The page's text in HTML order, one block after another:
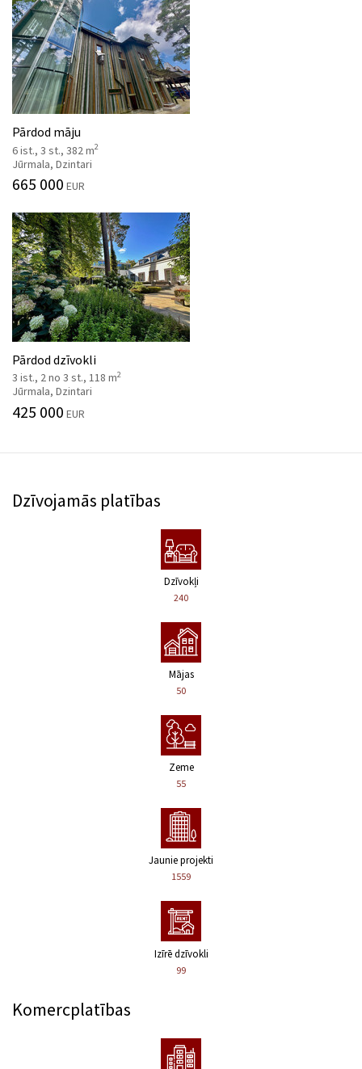
Pārdod māju
6 ist., 3 st., 382 m2
Jūrmala, Dzintari
665 000 EUR
Pārdod dzīvokli
3 ist., 2 no 3 st., 118 m2
Jūrmala, Dzintari
425 000 EUR
Dzīvojamās platības
Dzīvokļi
240
Mājas
50
Zeme
55
Jaunie projekti
1559
Izīrē dzīvokli
99
Komercplatības